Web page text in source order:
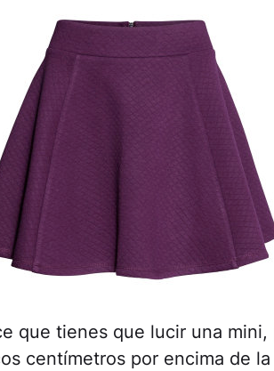
que tienes que lucir una
centímetros por encima de